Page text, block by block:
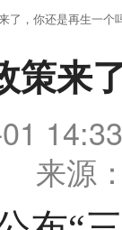
了，你还是再生一个
策来
01
来源